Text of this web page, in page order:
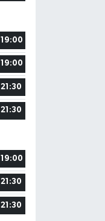
19:00
19:00
21:30
21:30
19:00
21:30
21:30